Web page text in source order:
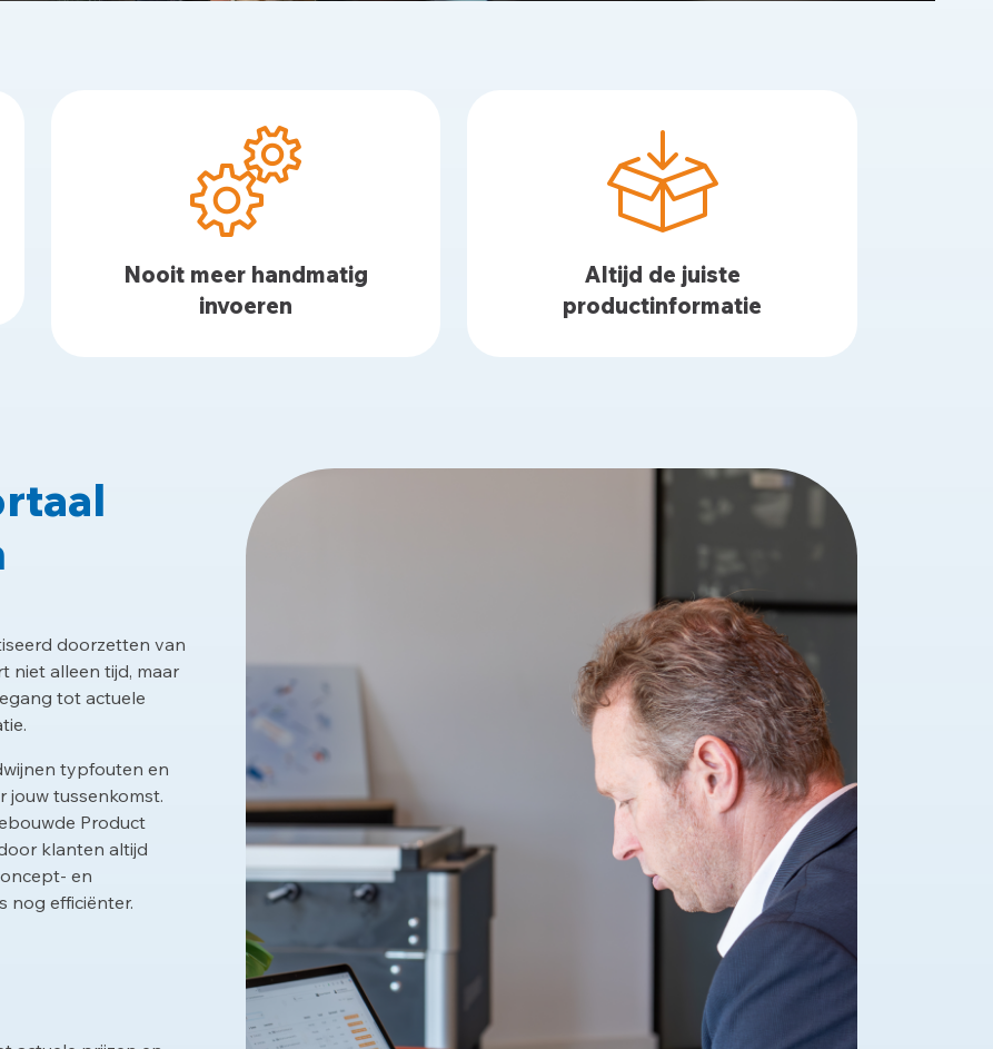
Nooit meer handmatig
invoeren
Altijd de juiste
productinformatie
doorzetten van
niet alleen tijd, maar
tot actuele
typfouten en
jouw tussenkomst.
Product
klanten altijd
en
nog efficiënter.